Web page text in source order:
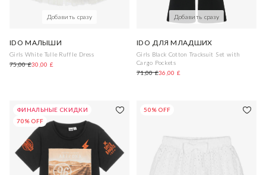
Добавить сразу
IDO МАЛЫШИ
Girls White Tulle Ruffle Dress
75,00 £30,00 £
Добавить сразу
IDO ДЛЯ МЛАДШИХ
Girls Black Cotton Tracksuit Set with
Cargo Pockets
71,00 £36,00 £
ФИНАЛЬНЫЕ СКИДКИ
70% OFF
50% OFF